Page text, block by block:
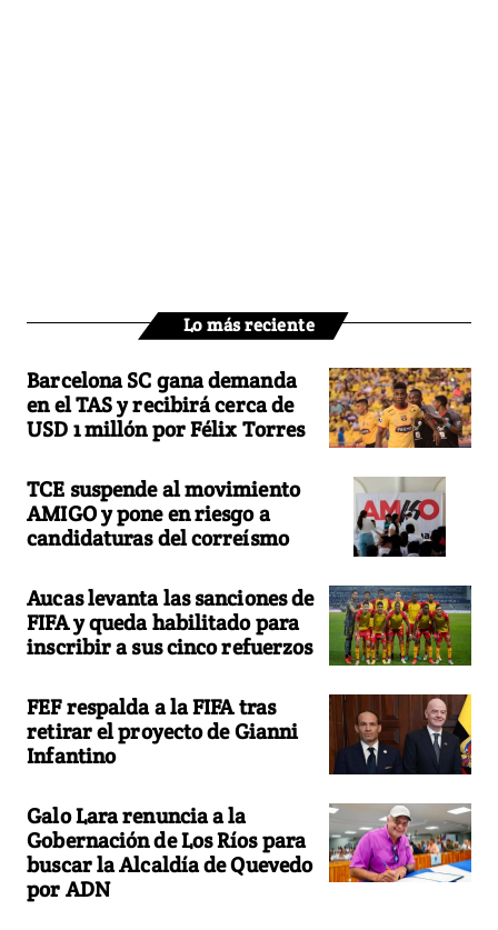
Lo más reciente
Barcelona SC gana demanda
en el TAS y recibirá cerca de
USD 1 millón por Félix Torres
TCE suspende al movimiento
AMIGO y pone en riesgo a
candidaturas del correísmo
Aucas levanta las sanciones de
FIFA y queda habilitado para
inscribir a sus cinco refuerzos
FEF respalda a la FIFA tras
retirar el proyecto de Gianni
Infantino
Galo Lara renuncia a la
Gobernación de Los Ríos para
buscar la Alcaldía de Quevedo
por ADN